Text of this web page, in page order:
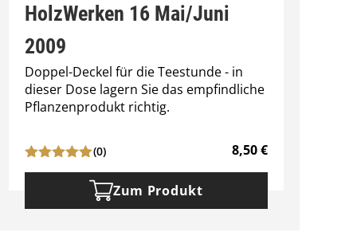
HolzWerken 16 Mai/Juni
2009
Doppel-Deckel für die Teestunde - in
dieser Dose lagern Sie das empfindliche
Pflanzenprodukt richtig.
(0) 8,50€
Zum Produkt